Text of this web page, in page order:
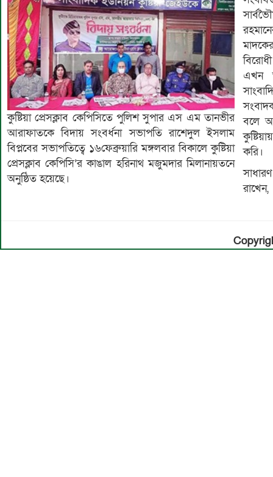
কুষ্টিয়া প্রেসক্লাব কেপিসিতে পুলিশ সুপার এস এম তানভীর
আরাফাতকে বিদায় সংবর্ধনা সভাপতি রাশেদুল ইসলাম
বিপ্লবের সভাপতিত্বে ১৬ফেব্রুয়ারি মঙ্গলবার বিকালে কুষ্টিয়া
প্রেসক্লাব কেপিসি’র কাঙাল হরিনাথ মজুমদার মিলানায়তনে
অনুষ্ঠিত হয়েছে।
এখন
বলে আশা
কুষ্টিয়ায় আসবেন
করি।